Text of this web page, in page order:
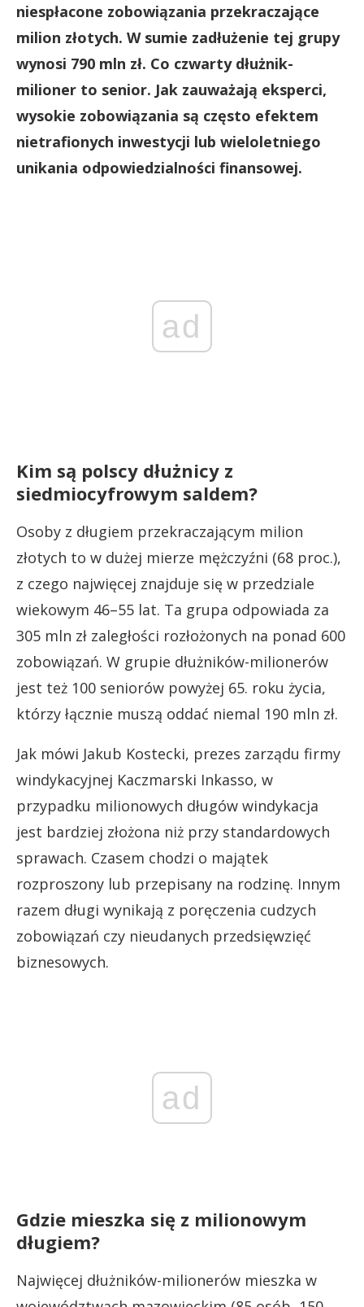
niespłacone zobowiązania przekraczające
milion złotych. W sumie zadłużenie tej grupy
wynosi 790 mln zł. Co czwarty dłużnik-
milioner to senior. Jak zauważają eksperci,
wysokie zobowiązania są często efektem
nietrafionych inwestycji lub wieloletniego
unikania odpowiedzialności finansowej.
ad
Kim są polscy dłużnicy z
siedmiocyfrowym saldem?
Osoby z długiem przekraczającym milion
złotych to w dużej mierze mężczyźni (68 proc.),
z czego najwięcej znajduje się w przedziale
wiekowym 46–55 lat. Ta grupa odpowiada za
305 mln zł zaległości rozłożonych na ponad 600
zobowiązań. W grupie dłużników-milionerów
jest też 100 seniorów powyżej 65. roku życia,
którzy łącznie muszą oddać niemal 190 mln zł.
Jak mówi Jakub Kostecki, prezes zarządu firmy
windykacyjnej Kaczmarski Inkasso, w
przypadku milionowych długów windykacja
jest bardziej złożona niż przy standardowych
sprawach. Czasem chodzi o majątek
rozproszony lub przepisany na rodzinę. Innym
razem długi wynikają z poręczenia cudzych
zobowiązań czy nieudanych przedsięwzięć
biznesowych.
ad
Gdzie mieszka się z milionowym
długiem?
Najwięcej dłużników-milionerów mieszka w